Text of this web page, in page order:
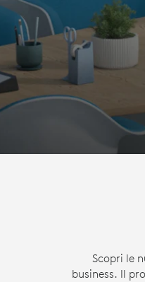
Scopri le
business. Il